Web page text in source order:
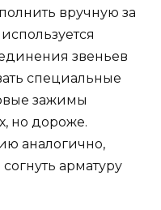
вручную за
звеньев
специальные
зажимы
но дороже.
аналогично,
арматуру